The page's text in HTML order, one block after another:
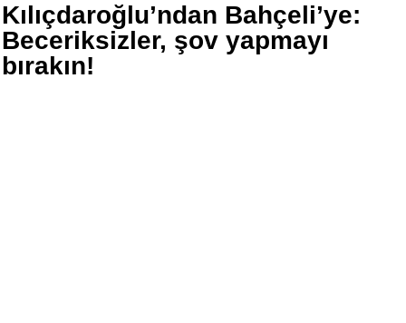
Kılıçdaroğlu’ndan Bahçeli’ye:
Beceriksizler, şov yapmayı
bırakın!